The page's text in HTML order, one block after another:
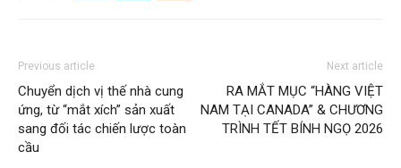
Previous article
Chuyển dịch vị thế nhà cung
ứng, từ “mắt xích” sản xuất
sang đối tác chiến lược toàn
cầu
Next article
RA MẮT MỤC “HÀNG VIỆT
NAM TẠI CANADA” & CHƯƠNG
TRÌNH TẾT BÍNH NGỌ 2026